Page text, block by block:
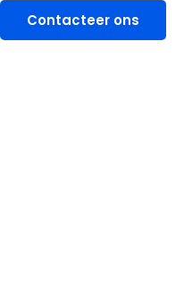
Contacteer ons